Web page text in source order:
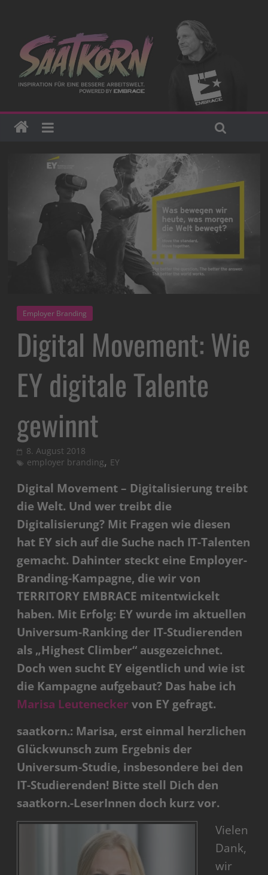
Employer Branding
Digital Movement: Wie
EY digitale Talente
gewinnt
8. August 2018
employer branding, EY
Digital Movement – Digitalisierung treibt
die Welt. Und wer treibt die
Digitalisierung? Mit Fragen wie diesen
hat EY sich auf die Suche nach IT-Talenten
gemacht. Dahinter steckt eine Employer-
Branding-Kampagne, die wir von
TERRITORY EMBRACE mitentwickelt
haben. Mit Erfolg: EY wurde im aktuellen
Universum-Ranking der IT-Studierenden
als „Highest Climber“ ausgezeichnet.
Doch wen sucht EY eigentlich und wie ist
die Kampagne aufgebaut? Das habe ich
Marisa Leutenecker von EY gefragt.
saatkorn.: Marisa, erst einmal herzlichen
Glückwunsch zum Ergebnis der
Universum-Studie, insbesondere bei den
IT-Studierenden! Bitte stell Dich den
saatkorn.-LeserInnen doch kurz vor.
Vielen
Dank,
wir